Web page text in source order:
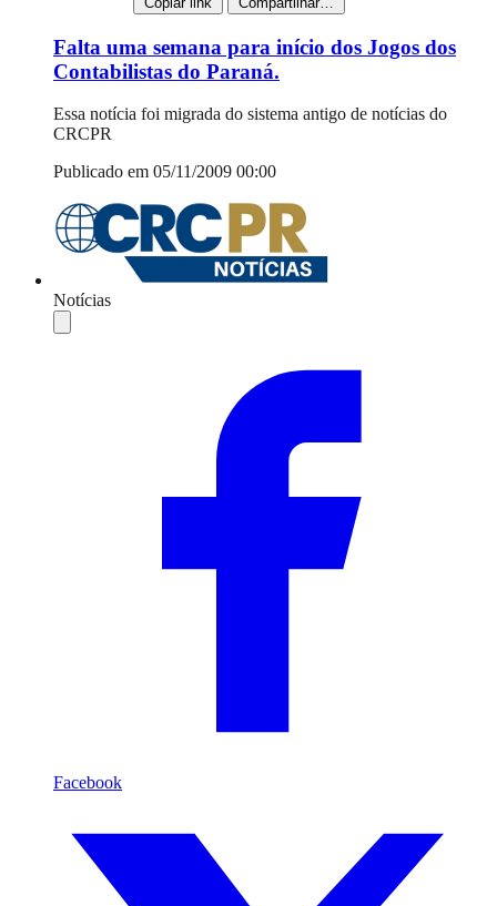
Falta uma semana para início dos Jogos dos
Contabilistas do Paraná.
Essa notícia foi migrada do sistema antigo de notícias do
CRCPR
Publicado em 05/11/2009 00:00
Notícias
Compartilhar
Facebook